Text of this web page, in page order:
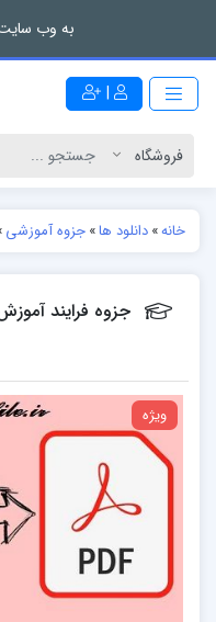
به وب
|
خانه»دانلود ها»جزوه آموزشی
جزوه فرایند
ویژه